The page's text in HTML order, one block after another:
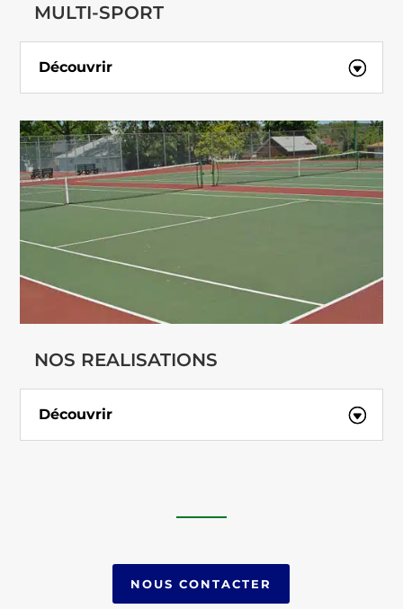
MULTI-SPORT
Découvrir
NOS REALISATIONS
Découvrir
NOUS CONTACTER